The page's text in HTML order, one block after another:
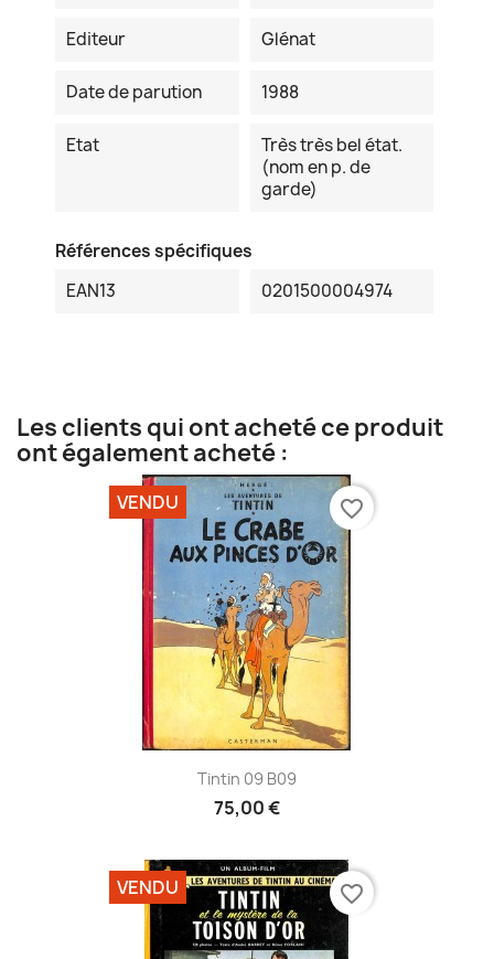
Editeur Glénat
Date de parution 1988
Etat
Très très bel état.
(nom en p. de
garde)
Références spécifiques
EAN13
0201500004974
Les clients qui ont acheté ce produit
ont également acheté :
Tintin 09 B09
75,00 €
VENDU favorite_border
VENDU favorite_border